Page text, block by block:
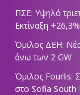
ΠΣΕ: Υψηλό
Εκτίναξη
Όμιλος ΔΕΗ:
άνω των 2 GW
Όμιλος Fourlis:
στο Sofia South